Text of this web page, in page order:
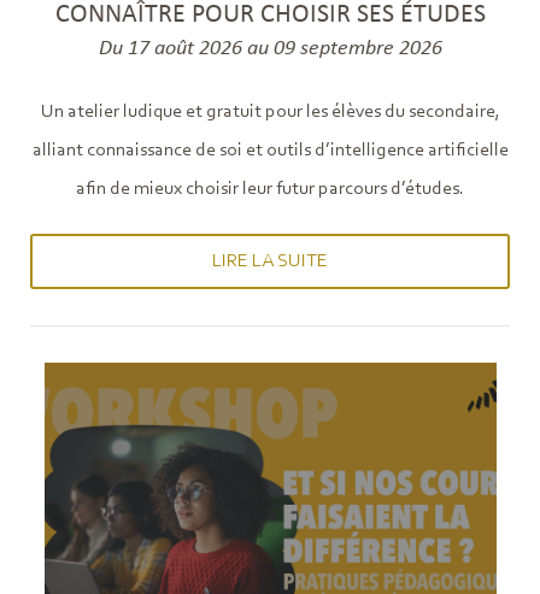
CONNAÎTRE POUR CHOISIR SES ÉTUDES
Du 17 août 2026 au 09 septembre 2026
Un atelier ludique et gratuit pour les élèves du secondaire,
alliant connaissance de soi et outils d’intelligence artificielle
afin de mieux choisir leur futur parcours d’études.
LIRE LA SUITE